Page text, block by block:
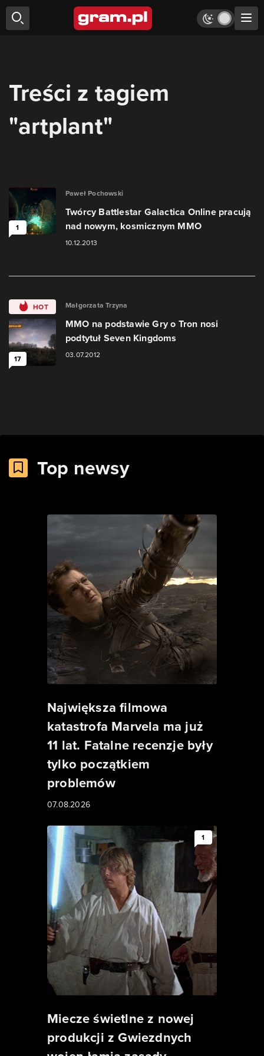
Treści z tagiem
"artplant"
1
Paweł Pochowski
Twórcy Battlestar Galactica Online pracują
nad nowym, kosmicznym MMO
10.12.2013
HOT
17
Małgorzata Trzyna
MMO na podstawie Gry o Tron nosi
podtytuł Seven Kingdoms
03.07.2012
Top newsy
Największa filmowa
katastrofa Marvela ma już
11 lat. Fatalne recenzje były
tylko początkiem
problemów
07.08.2026
1
Miecze świetlne z nowej
produkcji z Gwiezdnych